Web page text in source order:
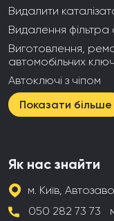
Як нас знайти
м. Київ,
050 282 73 73
Видалити
Видалення фільтра
Виготовлення,
автомобільних
Автоключі з чіпом
Показати більше